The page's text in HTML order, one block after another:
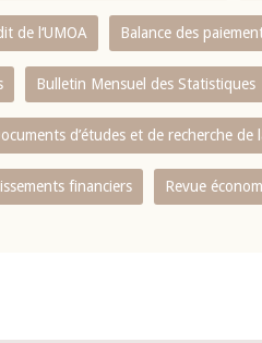
de l‘UMOA Balance des
Bulletin Mensuel des Statistiques
d’études et de recherche de
financiers Revue